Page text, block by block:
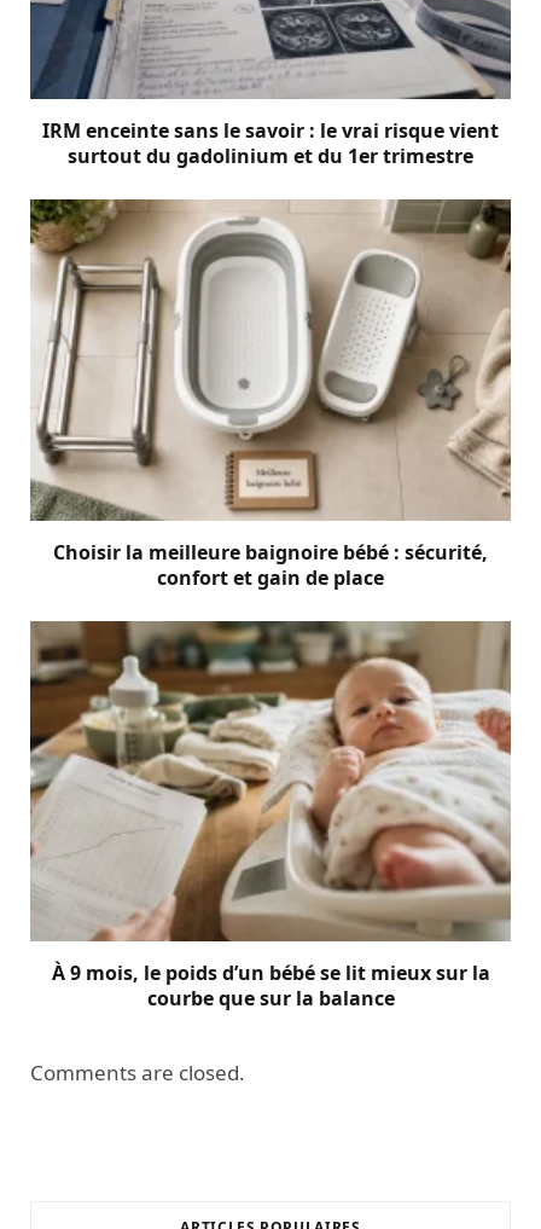
IRM enceinte sans le savoir : le vrai risque vient
surtout du gadolinium et du 1er trimestre
Choisir la meilleure baignoire bébé : sécurité,
confort et gain de place
À 9 mois, le poids d’un bébé se lit mieux sur la
courbe que sur la balance
Comments are closed.